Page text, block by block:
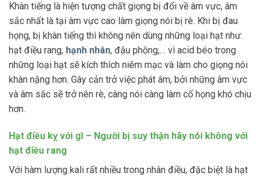
Khàn tiếng là hiện tượng chất giọng bị đổi về âm vực, âm
sắc nhất là tại âm vực cao làm giọng nói bị rè. Khi bị đau
họng, bị khàn tiếng thì không nên dùng những loại hạt như:
hạt điều rang, hạnh nhân, đậu phộng,… vì acid béo trong
những loại hạt sẽ kích thích niêm mạc và làm cho giọng nói
khàn nặng hơn. Gây cản trở việc phát âm, bởi những âm vực
và âm sắc sẽ trở nên rè, càng nói càng làm cổ họng khó chịu
hơn.
Hạt điều kỵ với gì – Người bị suy thận hãy nói không với
hạt điều rang
Với hàm lượng kali rất nhiều trong nhân điều, đặc biệt là hạt